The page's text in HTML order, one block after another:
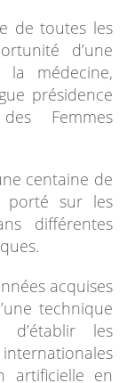
de toutes les
d’une
la médecine,
présidence
Femmes
centaine de
porté sur les
différentes
acquises
technique
les
artificielle en